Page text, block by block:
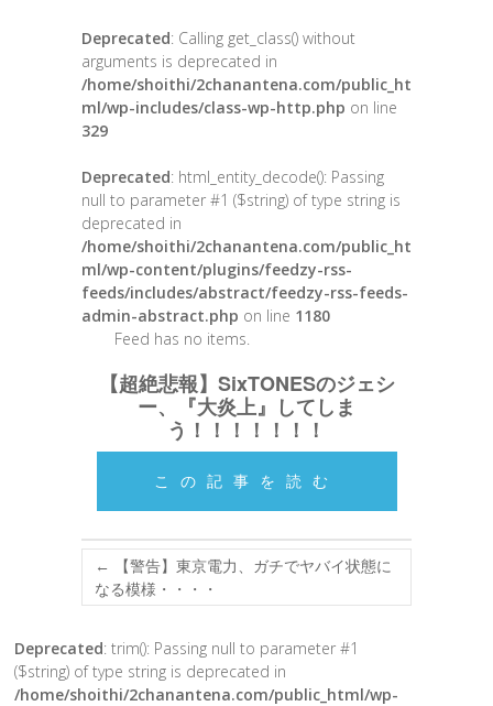
Deprecated: Calling get_class() without
arguments is deprecated in
/home/shoithi/2chanantena.com/public_ht
ml/wp-includes/class-wp-http.php on line
329
Deprecated: html_entity_decode(): Passing
null to parameter #1 ($string) of type string is
deprecated in
/home/shoithi/2chanantena.com/public_ht
ml/wp-content/plugins/feedzy-rss-
feeds/includes/abstract/feedzy-rss-feeds-
admin-abstract.php on line 1180
Feed has no items.
【超絶悲報】SixTONESのジェシ
ー、『大炎上』してしま
う！！！！！！！
この記事を読む
←
【警告】東京電力、ガチでヤバイ状態に
なる模様・・・・
Deprecated: trim(): Passing null to parameter #1
($string) of type string is deprecated in
/home/shoithi/2chanantena.com/public_html/wp-